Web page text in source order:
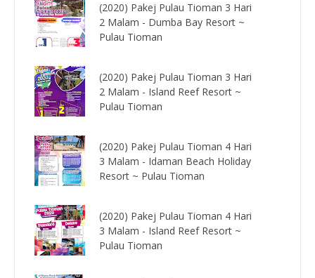
(2020) Pakej Pulau Tioman 3 Hari
2 Malam - Dumba Bay Resort ~
Pulau Tioman
(2020) Pakej Pulau Tioman 3 Hari
2 Malam - Island Reef Resort ~
Pulau Tioman
(2020) Pakej Pulau Tioman 4 Hari
3 Malam - Idaman Beach Holiday
Resort ~ Pulau Tioman
(2020) Pakej Pulau Tioman 4 Hari
3 Malam - Island Reef Resort ~
Pulau Tioman